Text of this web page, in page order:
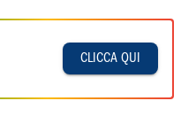
CLICCA QUI